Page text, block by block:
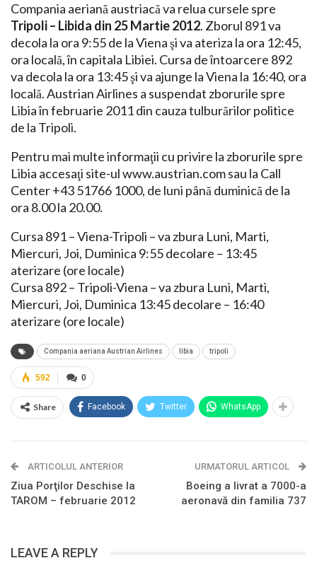
Compania aeriană austriacă va relua cursele spre
Tripoli – Libida din 25 Martie 2012. Zborul 891 va
decola la ora 9:55 de la Viena şi va ateriza la ora 12:45,
ora locală, în capitala Libiei. Cursa de întoarcere 892
va decola la ora 13:45 şi va ajunge la Viena la 16:40, ora
locală. Austrian Airlines a suspendat zborurile spre
Libia în februarie 2011 din cauza tulburărilor politice
de la Tripoli.
Pentru mai multe informaţii cu privire la zborurile spre
Libia accesaţi site-ul www.austrian.com sau la Call
Center +43 51766 1000, de luni până duminică de la
ora 8.00 la 20.00.
Cursa 891 – Viena-Tripoli – va zbura Luni, Marti,
Miercuri, Joi, Duminica 9:55 decolare – 13:45
aterizare (ore locale)
Cursa 892 – Tripoli-Viena – va zbura Luni, Marti,
Miercuri, Joi, Duminica 13:45 decolare – 16:40
aterizare (ore locale)
Compania aeriana Austrian Airlines libia tripoli
0
592
Share Facebook Twitter WhatsApp
ARTICOLUL ANTERIOR
Ziua Porţilor Deschise la
TAROM – februarie 2012
URMATORUL ARTICOL
Boeing a livrat a 7000-a
aeronavă din familia 737
LEAVE A REPLY